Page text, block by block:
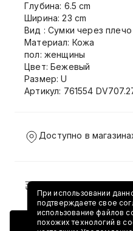
Добавить
Глубина: 6.5 cm
Ширина: 23 cm
Вид : Сумки через плечо
Материал: Кожа
пол: женщины
Цвет: Бежевый
Размер: U
Артикул: 761554
Доступно в
Доставка и возврат
При использовании
подтверждаете свое
использование файлов
похожих технологий в